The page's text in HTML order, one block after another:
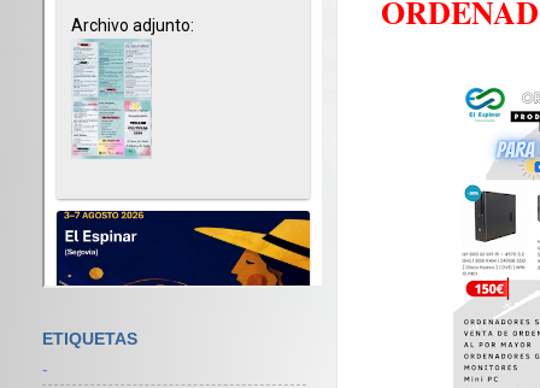
ETIQUETAS
-